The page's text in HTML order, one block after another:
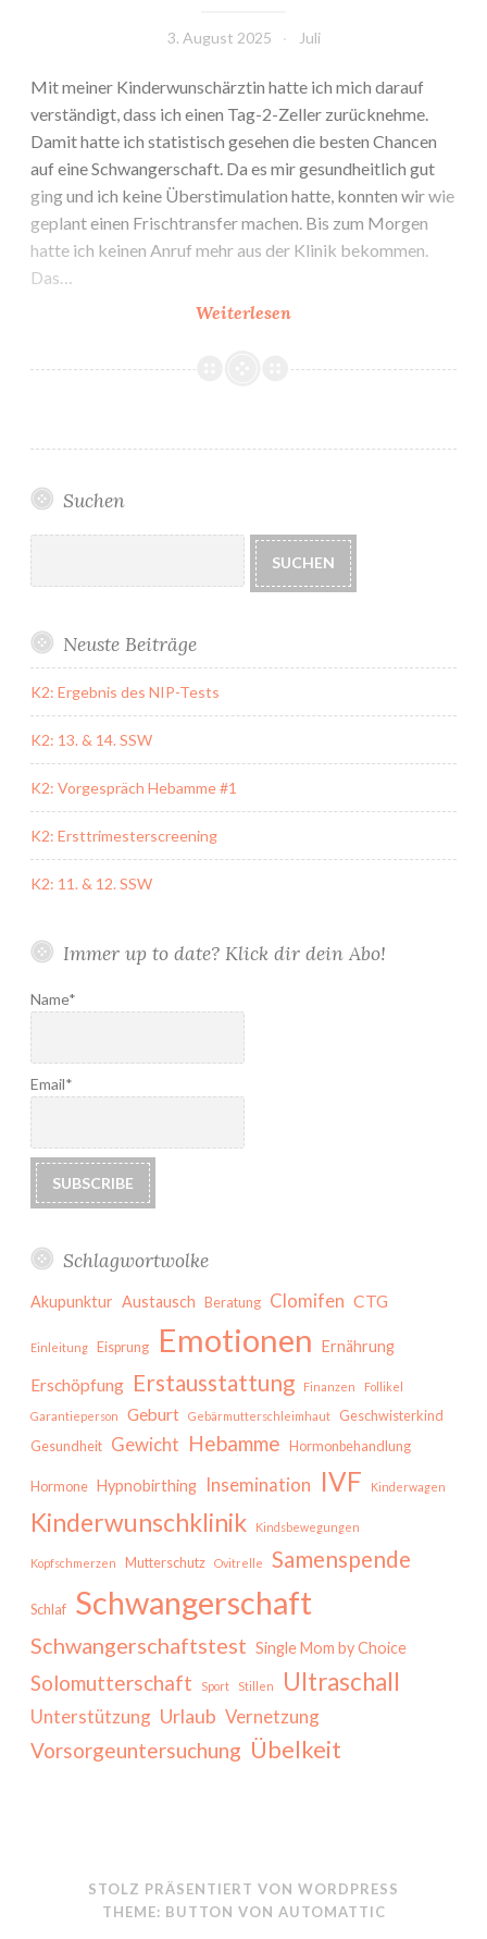
3. August 2025 Juli
Mit meiner Kinderwunschärztin hatte ich mich darauf
verständigt, dass ich einen Tag-2-Zeller zurücknehme.
Damit hatte ich statistisch gesehen die besten Chancen
auf eine Schwangerschaft. Da es mir gesundheitlich gut
ging und ich keine Überstimulation hatte, konnten wir wie
geplant einen Frischtransfer machen. Bis zum Morgen
hatte ich keinen Anruf mehr aus der Klinik bekommen.
Das…
Weiterlesen1.
Zyklus:
Suchen
SUCHEN
Neuste Beiträge
K2: Ergebnis des NIP-Tests
K2: 13. & 14. SSW
K2: Vorgespräch Hebamme #1
K2: Ersttrimesterscreening
K2: 11. & 12. SSW
Immer up to date? Klick dir dein Abo!
Name*
Email*
Schlagwortwolke
Akupunktur Austausch Beratung Clomifen CTG
Einleitung Eisprung Emotionen Ernährung
Erschöpfung Erstausstattung Finanzen Follikel
Garantieperson Geburt Gebärmutterschleimhaut
Geschwisterkind
Gesundheit Gewicht Hebamme Hormonbehandlung
Hormone Hypnobirthing Insemination IVF Kinderwagen
Kinderwunschklinik Kindsbewegungen
Kopfschmerzen Mutterschutz Ovitrelle Samenspende
Schlaf Schwangerschaft
Schwangerschaftstest Single Mom by Choice
Solomutterschaft Sport Stillen Ultraschall
Unterstützung Urlaub Vernetzung
Vorsorgeuntersuchung Übelkeit
STOLZ PRÄSENTIERT VON WORDPRESS
THEME: BUTTON VON AUTOMATTIC